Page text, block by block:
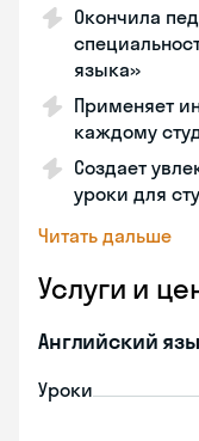
Окончила
языка»
Применяет
каждому
Создает
уроки для
Читать дальше
Услуги и
Английский
Уроки